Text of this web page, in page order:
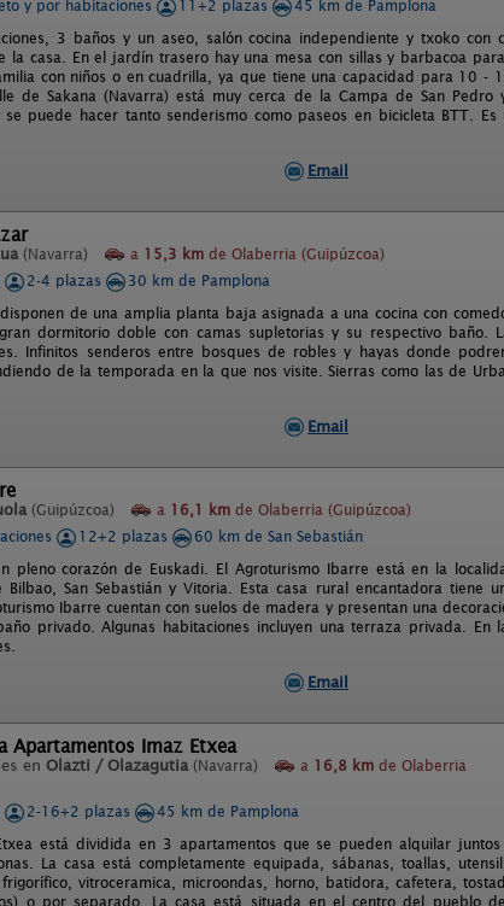
y por habitaciones
11+2 plazas
45 km de Pamplona
3 baños y un aseo, salón cocina independiente y txoko con
la casa. En el jardín trasero hay una mesa con sillas y barbacoa
con niños o en cuadrilla, ya que tiene una capacidad para 10 -
de Sakana (Navarra) está muy cerca de la Campa de San Pedro
se puede hacer tanto senderismo como paseos en bicicleta BTT.
Email
(Navarra) a 15,3 km de Olaberria (Guipúzcoa)
2-4 plazas
30 km de Pamplona
de una amplia planta baja asignada a una cocina con
dormitorio doble con camas supletorias y su respectivo baño.
Infinitos senderos entre bosques de robles y hayas donde
de la temporada en la que nos visite. Sierras como las de
Email
(Guipúzcoa) a 16,1 km de Olaberria (Guipúzcoa)
12+2 plazas
60 km de San Sebastián
pleno corazón de Euskadi. El Agroturismo Ibarre está en la
Bilbao, San Sebastián y Vitoria. Esta casa rural encantadora tiene
Ibarre cuentan con suelos de madera y presentan una
privado. Algunas habitaciones incluyen una terraza privada. En
Email
Apartamentos Imaz Etxea
en Olazti / Olazagutia (Navarra) a 16,8 km de Olaberria
2-16+2 plazas
45 km de Pamplona
está dividida en 3 apartamentos que se pueden alquilar
La casa está completamente equipada, sábanas, toallas,
vitroceramica, microondas, horno, batidora, cafetera,
o por separado. La casa está situada en el centro del pueblo